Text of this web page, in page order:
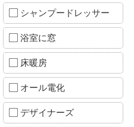
シャンプードレッサー
浴室に窓
床暖房
オール電化
デザイナーズ